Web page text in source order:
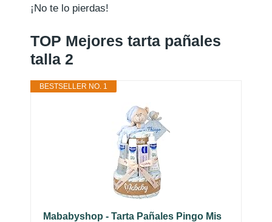
¡No te lo pierdas!
TOP Mejores tarta pañales
talla 2
BESTSELLER NO. 1
Mababyshop - Tarta Pañales Pingo Mis